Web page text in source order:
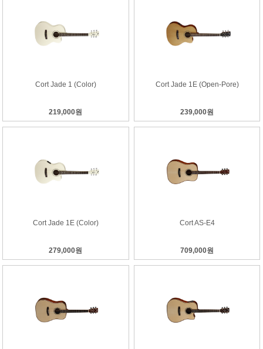
Cort Jade 1 (Color)
219,000원
Cort Jade 1E (Open-Pore)
239,000원
Cort Jade 1E (Color)
279,000원
Cort AS-E4
709,000원